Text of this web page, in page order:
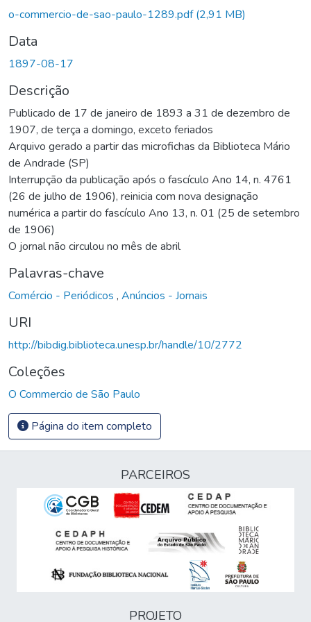
o-commercio-de-sao-paulo-1289.pdf(2,91 MB)
Data
1897-08-17
Descrição
Publicado de 17 de janeiro de 1893 a 31 de dezembro de
1907, de terça a domingo, exceto feriados
Arquivo gerado a partir das microfichas da Biblioteca Mário
de Andrade (SP)
Interrupção da publicação após o fascículo Ano 14, n. 4761
(26 de julho de 1906), reinicia com nova designação
numérica a partir do fascículo Ano 13, n. 01 (25 de setembro
de 1906)
O jornal não circulou no mês de abril
Palavras-chave
Comércio - Periódicos , Anúncios - Jornais
URI
http://bibdig.biblioteca.unesp.br/handle/10/2772
Coleções
O Commercio de São Paulo
Página do item completo
PARCEIROS
PROJETO